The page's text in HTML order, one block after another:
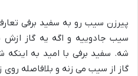
پیرزن سیب رو به سفید برفی
سیب جادوییه و اگه یه گاز ازش
شه. سفید برفی با امید به اینکه
گاز از سیب می زنه و بلافاصله